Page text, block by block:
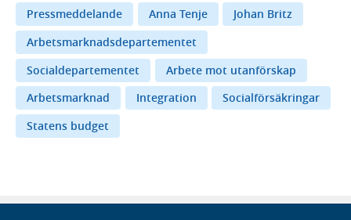
Pressmeddelande Anna Tenje
Johan Britz
Arbetsmarknadsdepartementet
Socialdepartementet
Arbete mot utanförskap
Arbetsmarknad
Integration
Socialförsäkringar
Statens budget